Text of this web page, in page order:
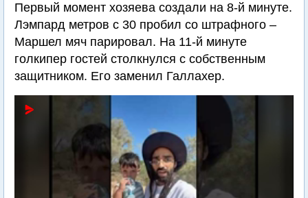
Первый момент хозяева создали на 8-й минуте.
Лэмпард метров с 30 пробил со штрафного –
Маршел мяч парировал. На 11-й минуте
голкипер гостей столкнулся с собственным
защитником. Его заменил Галлахер.